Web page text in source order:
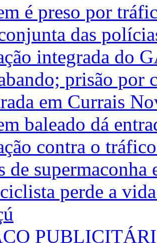
é preso por
das
integrada do
prisão por
em Currais
baleado dá
contra o
de supermaconha
perde a